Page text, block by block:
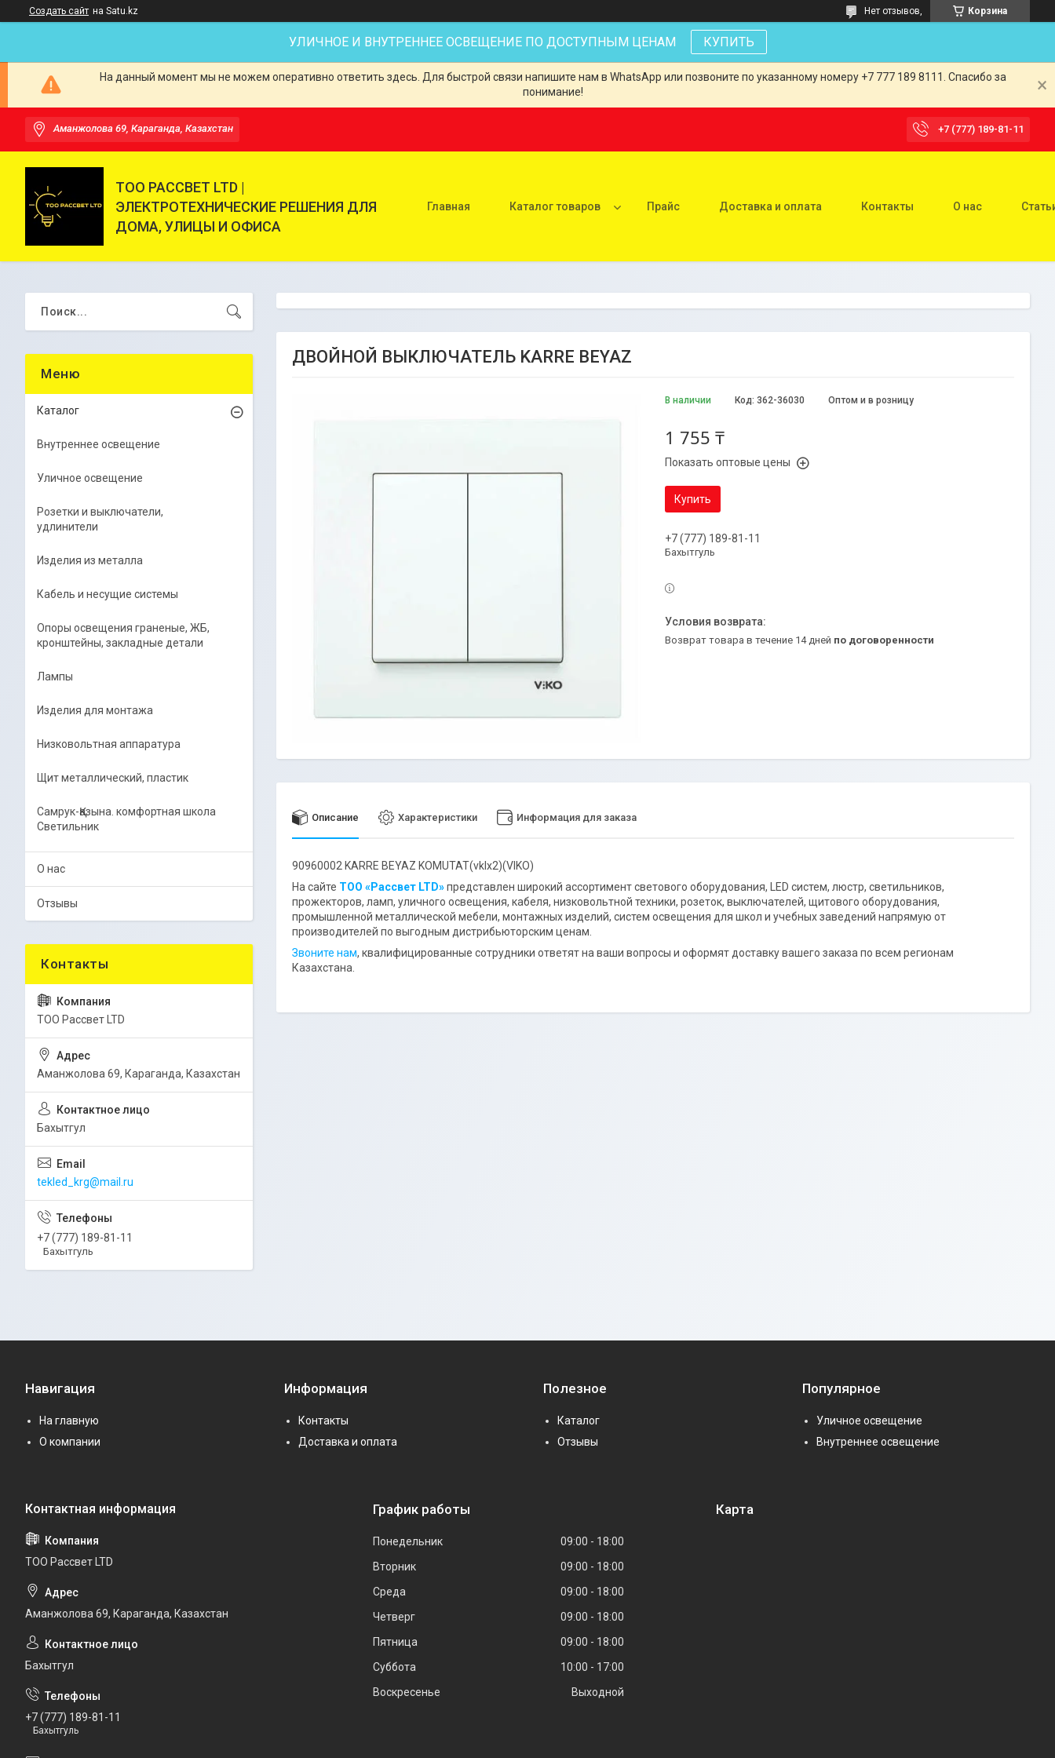
Создать сайт на Satu.kz Корзина
Нет отзывов,
УЛИЧНОЕ И ВНУТРЕННЕЕ ОСВЕЩЕНИЕ ПО ДОСТУПНЫМ ЦЕНАМ КУПИТЬ
На данный момент мы не можем оперативно ответить здесь. Для быстрой связи напишите нам в WhatsApp или позвоните по указанному номеру +7 777 189 8111. Спасибо за
понимание!
Аманжолова 69, Караганда, Казахстан +7 (777) 189-81-11
ТОО РАССВЕТ LTD |
ЭЛЕКТРОТЕХНИЧЕСКИЕ РЕШЕНИЯ ДЛЯ
ДОМА, УЛИЦЫ И ОФИСА
Главная Каталог товаров Прайс Доставка и оплата Контакты О нас
ДВОЙНОЙ ВЫКЛЮЧАТЕЛЬ KARRE BEYAZ
В наличии Оптом и в розницу
Код: 362-36030
1 755 ₸
Показать оптовые цены
Купить
+7 (777) 189-81-11
Бахытгуль
возврат товара в течение 14 дней по договоренности
Описание Характеристики Информация для заказа
90960002 KARRE BEYAZ KOMUTAT(vklх2)(VIKO)
На сайте ТОО «Рассвет LTD»представлен широкий ассортимент светового оборудования, LED систем, люстр, светильников,
прожекторов, ламп, уличного освещения, кабеля, низковольтной техники, розеток, выключателей, щитового оборудования,
промышленной металлической мебели, монтажных изделий, систем освещения для школ и учебных заведений напрямую от
производителей по выгодным дистрибьюторским ценам.
Звоните нам, квалифицированные сотрудники ответят на ваши вопросы и оформят доставку вашего заказа по всем регионам
Казахстана.
Каталог
Внутреннее освещение
Уличное освещение
Розетки и выключатели,
удлинители
Изделия из металла
Кабель и несущие системы
Опоры освещения граненые, ЖБ,
кронштейны, закладные детали
Лампы
Изделия для монтажа
Низковольтная аппаратура
Щит металлический, пластик
Самрук-Қазына. комфортная школа
Светильник
О нас
Отзывы
ТОО Рассвет LTD
Аманжолова 69, Караганда, Казахстан
Бахытгул
tekled_krg@mail.ru
+7 (777) 189-81-11
Бахытгуль
Навигация
На главную
О компании
Информация
Контакты
Доставка и оплата
Полезное
Каталог
Отзывы
Популярное
Уличное освещение
Внутреннее освещение
ТОО Рассвет LTD
Аманжолова 69, Караганда, Казахстан
Бахытгул
+7 (777) 189-81-11
Бахытгуль
График работы
Понедельник 09:00
18:00
Вторник
09:00
18:00
Среда
09:00
18:00
Четверг
09:00
18:00
Пятница
09:00
18:00
Суббота
10:00
17:00
Воскресенье
Выходной
Карта